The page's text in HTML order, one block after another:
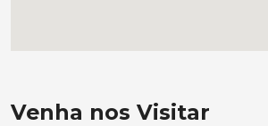
Venha nos Visitar